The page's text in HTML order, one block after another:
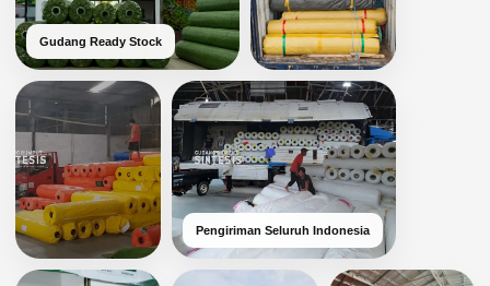
Gudang Ready Stock
Pengiriman Seluruh Indonesia